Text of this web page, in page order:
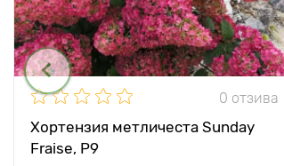
0 отзива
Хортензия метличеста Sunday
Fraise, P9